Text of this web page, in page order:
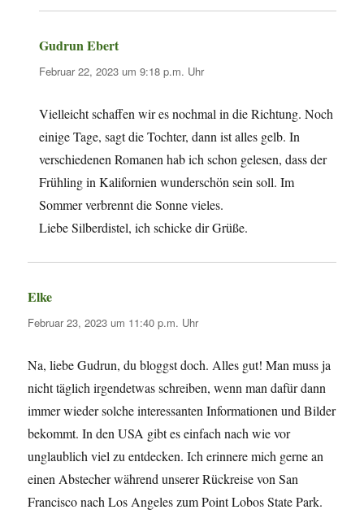
Gudrun Ebertsagt:
Februar 22, 2023 um 9:18 p.m. Uhr
Vielleicht schaffen wir es nochmal in die Richtung. Noch
einige Tage, sagt die Tochter, dann ist alles gelb. In
verschiedenen Romanen hab ich schon gelesen, dass der
Frühling in Kalifornien wunderschön sein soll. Im
Sommer verbrennt die Sonne vieles.
Liebe Silberdistel, ich schicke dir Grüße.
Elke
Februar 23, 2023 um 11:40 p.m. Uhr
Na, liebe Gudrun, du bloggst doch. Alles gut! Man muss ja
nicht täglich irgendetwas schreiben, wenn man dafür dann
immer wieder solche interessanten Informationen und Bilder
bekommt. In den USA gibt es einfach nach wie vor
unglaublich viel zu entdecken. Ich erinnere mich gerne an
einen Abstecher während unserer Rückreise von San
Francisco nach Los Angeles zum Point Lobos State Park.